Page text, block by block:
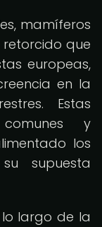
mamíferos
que
europeas,
en la
Estas
y
los
supuesta
lo largo de la